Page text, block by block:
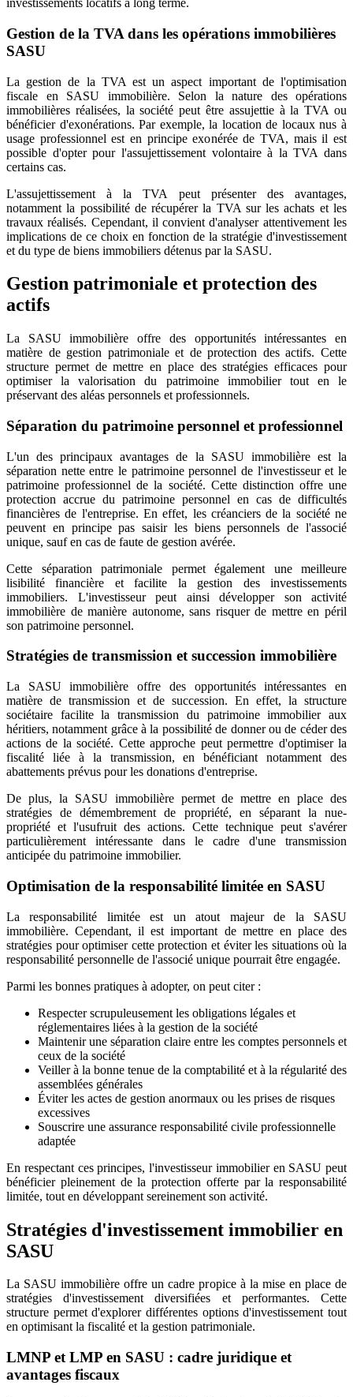
investissements locatifs à long terme.
Gestion de la TVA dans les opérations immobilières
SASU
La gestion de la TVA est un aspect important de l'optimisation
fiscale en SASU immobilière. Selon la nature des opérations
immobilières réalisées, la société peut être assujettie à la TVA ou
bénéficier d'exonérations. Par exemple, la location de locaux nus à
usage professionnel est en principe exonérée de TVA, mais il est
possible d'opter pour l'assujettissement volontaire à la TVA dans
certains cas.
L'assujettissement à la TVA peut présenter des avantages,
notamment la possibilité de récupérer la TVA sur les achats et les
travaux réalisés. Cependant, il convient d'analyser attentivement les
implications de ce choix en fonction de la stratégie d'investissement
et du type de biens immobiliers détenus par la SASU.
Gestion patrimoniale et protection des
actifs
La SASU immobilière offre des opportunités intéressantes en
matière de gestion patrimoniale et de protection des actifs. Cette
structure permet de mettre en place des stratégies efficaces pour
optimiser la valorisation du patrimoine immobilier tout en le
préservant des aléas personnels et professionnels.
Séparation du patrimoine personnel et professionnel
L'un des principaux avantages de la SASU immobilière est la
séparation nette entre le patrimoine personnel de l'investisseur et le
patrimoine professionnel de la société. Cette distinction offre une
protection accrue du patrimoine personnel en cas de difficultés
financières de l'entreprise. En effet, les créanciers de la société ne
peuvent en principe pas saisir les biens personnels de l'associé
unique, sauf en cas de faute de gestion avérée.
Cette séparation patrimoniale permet également une meilleure
lisibilité financière et facilite la gestion des investissements
immobiliers. L'investisseur peut ainsi développer son activité
immobilière de manière autonome, sans risquer de mettre en péril
son patrimoine personnel.
Stratégies de transmission et succession immobilière
La SASU immobilière offre des opportunités intéressantes en
matière de transmission et de succession. En effet, la structure
sociétaire facilite la transmission du patrimoine immobilier aux
héritiers, notamment grâce à la possibilité de donner ou de céder des
actions de la société. Cette approche peut permettre d'optimiser la
fiscalité liée à la transmission, en bénéficiant notamment des
abattements prévus pour les donations d'entreprise.
De plus, la SASU immobilière permet de mettre en place des
stratégies de démembrement de propriété, en séparant la nue-
propriété et l'usufruit des actions. Cette technique peut s'avérer
particulièrement intéressante dans le cadre d'une transmission
anticipée du patrimoine immobilier.
Optimisation de la responsabilité limitée en SASU
La responsabilité limitée est un atout majeur de la SASU
immobilière. Cependant, il est important de mettre en place des
stratégies pour optimiser cette protection et éviter les situations où la
responsabilité personnelle de l'associé unique pourrait être engagée.
Parmi les bonnes pratiques à adopter, on peut citer :
Respecter scrupuleusement les obligations légales et
réglementaires liées à la gestion de la société
Maintenir une séparation claire entre les comptes personnels et
ceux de la société
Veiller à la bonne tenue de la comptabilité et à la régularité des
assemblées générales
Éviter les actes de gestion anormaux ou les prises de risques
excessives
Souscrire une assurance responsabilité civile professionnelle
adaptée
En respectant ces principes, l'investisseur immobilier en SASU peut
bénéficier pleinement de la protection offerte par la responsabilité
limitée, tout en développant sereinement son activité.
Stratégies d'investissement immobilier en
SASU
La SASU immobilière offre un cadre propice à la mise en place de
stratégies d'investissement diversifiées et performantes. Cette
structure permet d'explorer différentes options d'investissement tout
en optimisant la fiscalité et la gestion patrimoniale.
LMNP et LMP en SASU : cadre juridique et
avantages fiscaux